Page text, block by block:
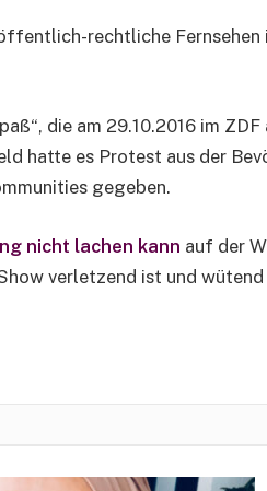
rechtliche
die am 29.10.2016 im
hatte es Protest aus der
gegeben.
nicht lachen kann auf der
verletzend ist und